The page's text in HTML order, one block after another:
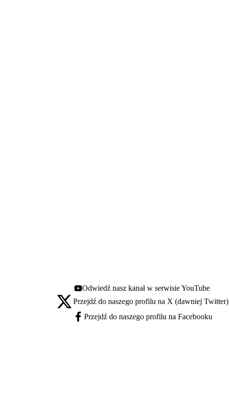
Youtube - otwiera się w nowej karcie
Odwiedź nasz kanał w serwisie YouTube
X - otwiera się w nowej karcie
Przejdź do naszego profilu na X (dawniej Twitter)
Facebook - otwiera się w nowej karcie
Przejdź do naszego profilu na Facebooku